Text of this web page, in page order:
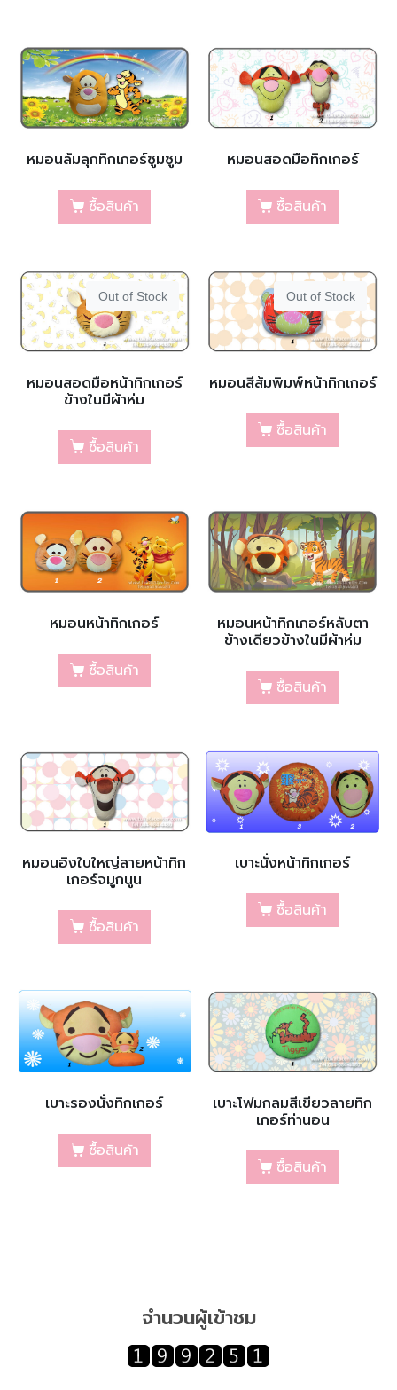
หมอนล้มลุกทิกเกอร์ซูมซูม
ซื้อสินค้า
หมอนสอดมือทิกเกอร์
ซื้อสินค้า
Out of Stock
หมอนสอดมือหน้าทิกเกอร์
ข้างในมีผ้าห่ม
ซื้อสินค้า
Out of Stock
หมอนสีส้มพิมพ์หน้าทิกเกอร์
ซื้อสินค้า
หมอนหน้าทิกเกอร์
ซื้อสินค้า
หมอนหน้าทิกเกอร์หลับตา
ข้างเดียวข้างในมีผ้าห่ม
ซื้อสินค้า
หมอนอิงใบใหญ่ลายหน้าทิก
เกอร์จมูกนูน
ซื้อสินค้า
เบาะนั่งหน้าทิกเกอร์
ซื้อสินค้า
เบาะรองนั่งทิกเกอร์
ซื้อสินค้า
เบาะโฟมกลมสีเขียวลายทิก
เกอร์ท่านอน
ซื้อสินค้า
จำนวนผู้เข้าชม